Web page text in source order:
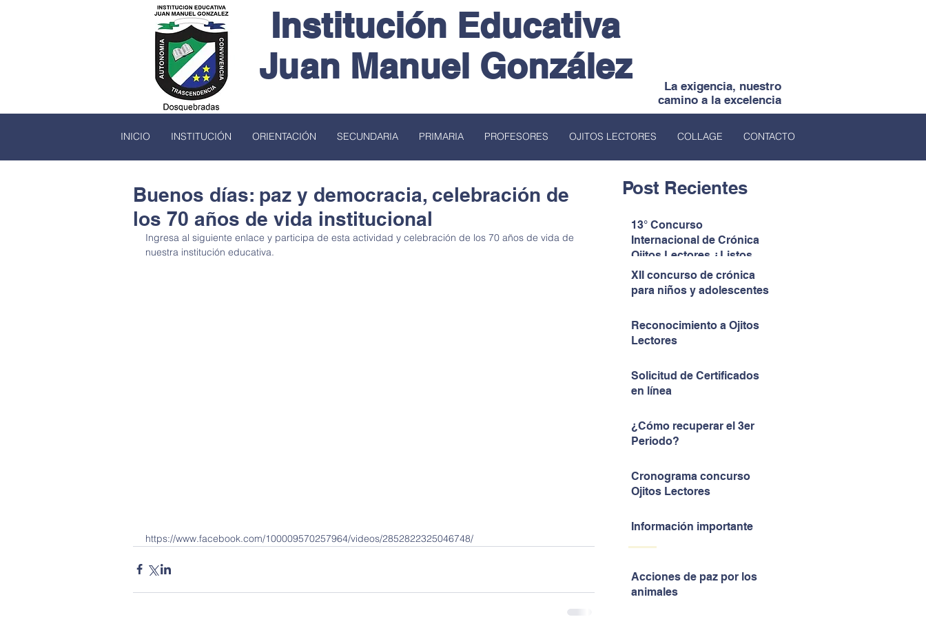
Institución Educativa
Juan Manuel González
La exigencia, nuestro
camino a la excelencia
INICIO INSTITUCIÓN ORIENTACIÓN SECUNDARIA PRIMARIA PROFESORES OJITOS LECTORES COLLAGE CONTACTO
13° Concurso
Internacional de Crónica
Ojitos Lectores ¿Listos
para darles voz a quienes
no la tienen?
XII concurso de crónica
para niños y adolescentes
Reconocimiento a Ojitos
Lectores
Solicitud de Certificados
en línea
¿Cómo recuperar el 3er
Periodo?
Cronograma concurso
Ojitos Lectores
Información importante
Acciones de paz por los
animales
Buenos días: paz y democracia, celebración de
los 70 años de vida institucional
Ingresa al siguiente enlace y participa de esta actividad y celebración de los 70 años de vida de
nuestra institución educativa.
https://www.facebook.com/100009570257964/videos/2852822325046748/
Post Recientes